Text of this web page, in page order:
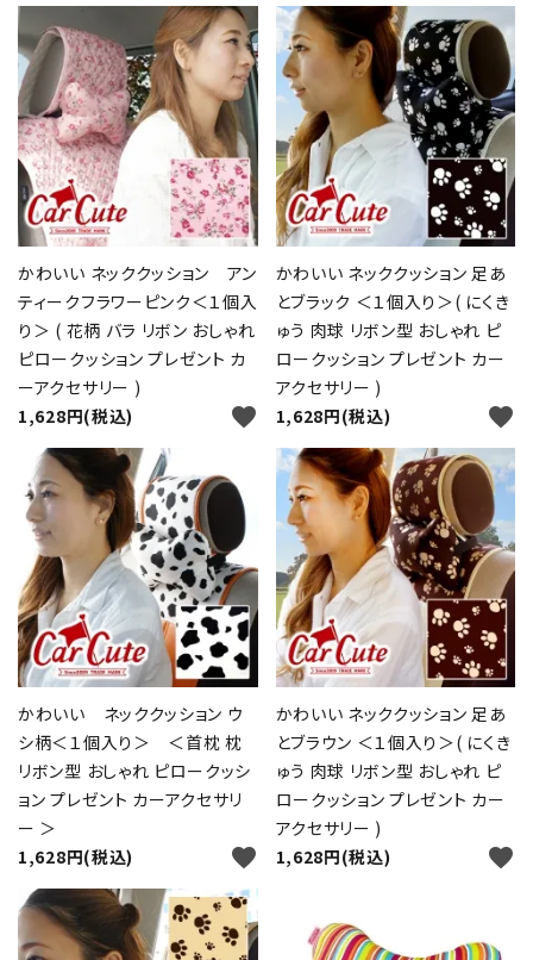
かわいい ネッククッション アン
ティークフラワーピンク＜１個入
り＞ ( 花柄 バラ リボン おしゃれ
ピロークッション プレゼント カ
ーアクセサリー )
1,628円(税込)
favorite
かわいい ネッククッション 足あ
とブラック ＜１個入り＞( にくき
ゅう 肉球 リボン型 おしゃれ ピ
ロークッション プレゼント カー
アクセサリー )
1,628円(税込)
favorite
かわいい ネッククッション ウ
シ柄＜１個入り＞ ＜首枕 枕
リボン型 おしゃれ ピロークッシ
ョン プレゼント カーアクセサリ
ー ＞
1,628円(税込)
favorite
かわいい ネッククッション 足あ
とブラウン ＜１個入り＞( にくき
ゅう 肉球 リボン型 おしゃれ ピ
ロークッション プレゼント カー
アクセサリー )
1,628円(税込)
favorite
キーワード
カテゴリー
close